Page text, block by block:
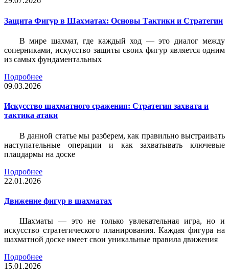
Защита Фигур в Шахматах: Основы Тактики и Стратегии
В мире шахмат, где каждый ход — это диалог между
соперниками, искусство защиты своих фигур является одним
из самых фундаментальных
Подробнее
09.03.2026
Искусство шахматного сражения: Стратегия захвата и
тактика атаки
В данной статье мы разберем, как правильно выстраивать
наступательные операции и как захватывать ключевые
плацдармы на доске
Подробнее
22.01.2026
Движение фигур в шахматах
Шахматы — это не только увлекательная игра, но и
искусство стратегического планирования. Каждая фигура на
шахматной доске имеет свои уникальные правила движения
Подробнее
15.01.2026